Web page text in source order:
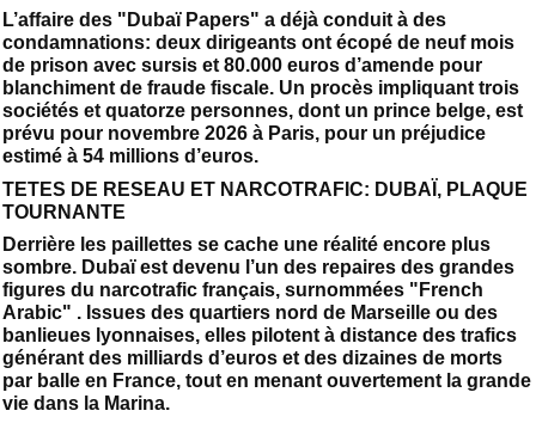
L’affaire des "Dubaï Papers" a déjà conduit à des
condamnations: deux dirigeants ont écopé de neuf mois
de prison avec sursis et 80.000 euros d’amende pour
blanchiment de fraude fiscale. Un procès impliquant trois
sociétés et quatorze personnes, dont un prince belge, est
prévu pour novembre 2026 à Paris, pour un préjudice
estimé à 54 millions d’euros.
TETES DE RESEAU ET NARCOTRAFIC: DUBAÏ, PLAQUE
TOURNANTE
Derrière les paillettes se cache une réalité encore plus
sombre. Dubaï est devenu l’un des repaires des grandes
figures du narcotrafic français, surnommées "French
Arabic" . Issues des quartiers nord de Marseille ou des
banlieues lyonnaises, elles pilotent à distance des trafics
générant des milliards d’euros et des dizaines de morts
par balle en France, tout en menant ouvertement la grande
vie dans la Marina.